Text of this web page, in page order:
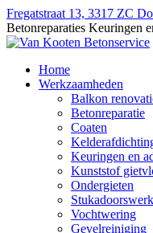
Fregatstraat 13, 3317 ZC
Betonreparaties Keuringen
Home
Werkzaamheden
Balkon
Betonreparatie
Coaten
Keuringen en
Kunststof
Ondergieten
Vochtwering
Gevelreiniging